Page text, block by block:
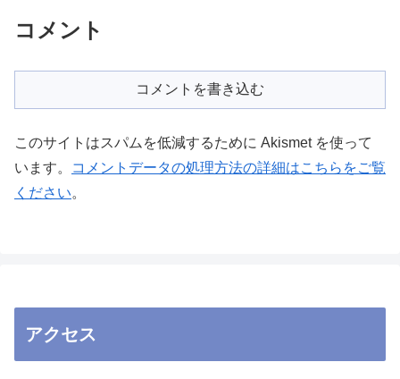
コメント
コメントを書き込む
このサイトはスパムを低減するために Akismet を使って
います。
コメントデータの処理方法の詳細はこちらをご覧
ください。
アクセス